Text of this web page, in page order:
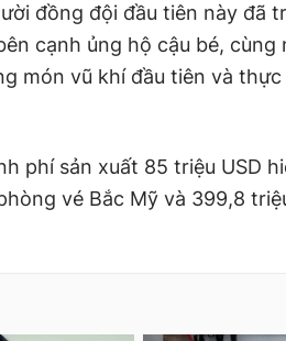
đồng đội đầu tiên này đã
cạnh ủng hộ cậu bé, cùng
món vũ khí đầu tiên và thực
phí sản xuất 85 triệu USD
vé Bắc Mỹ và 399,8